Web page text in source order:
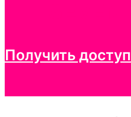
Получить доступ